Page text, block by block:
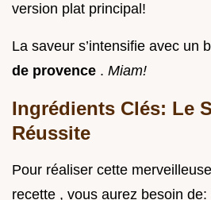
version plat principal!
La saveur s’intensifie avec un
de provence . Miam!
Ingrédients Clés: Le
Réussite
Pour réaliser cette
recette , vous aurez besoin